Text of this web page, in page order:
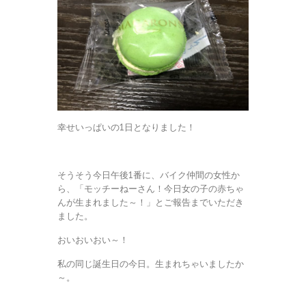
幸せいっぱいの1日となりました！
そうそう今日午後1番に、バイク仲間の女性か
ら、「モッチーねーさん！今日女の子の赤ちゃ
んが生まれました～！」とご報告までいただき
ました。
おいおいおい～！
私の同じ誕生日の今日。生まれちゃいましたか
～。